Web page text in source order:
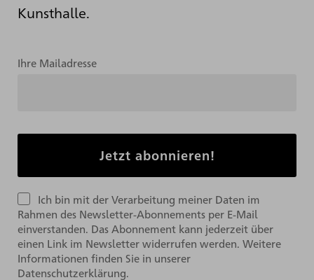
Kunsthalle.
Ihre Mailadresse
Ich bin mit der Verarbeitung meiner Daten im
Rahmen des Newsletter-Abonnements per E-Mail
einverstanden. Das Abonnement kann jederzeit über
einen Link im Newsletter widerrufen werden. Weitere
Informationen finden Sie in unserer
Datenschutzerklärung.